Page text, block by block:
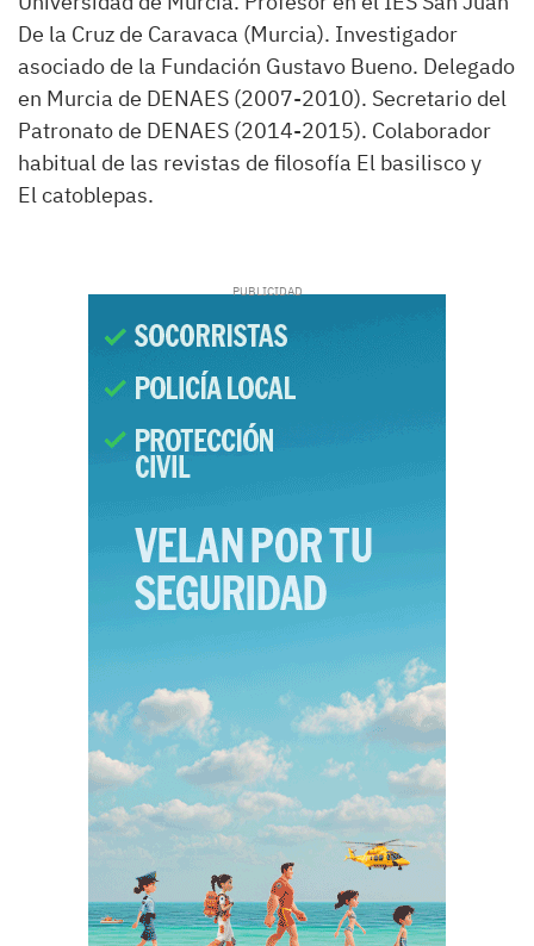
De la Cruz de Caravaca (Murcia). Investigador
asociado de la Fundación Gustavo Bueno. Delegado
en Murcia de DENAES (2007-2010). Secretario del
Patronato de DENAES (2014-2015). Colaborador
habitual de las revistas de filosofía El basilisco y
El catoblepas.